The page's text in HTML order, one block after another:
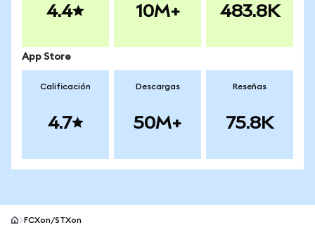
4.4 10M+ 483.8K
App Store
Calificación
4.7
Descargas
50M+
Reseñas
75.8K
FCXon/STXon